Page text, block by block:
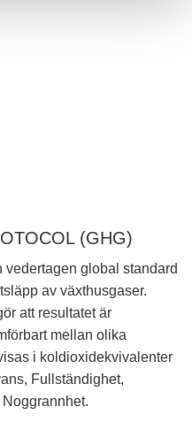
(GHG)
global standard
av växthusgaser.
att resultatet är
mellan olika
i koldioxidekvivalenter
Fullständighet,